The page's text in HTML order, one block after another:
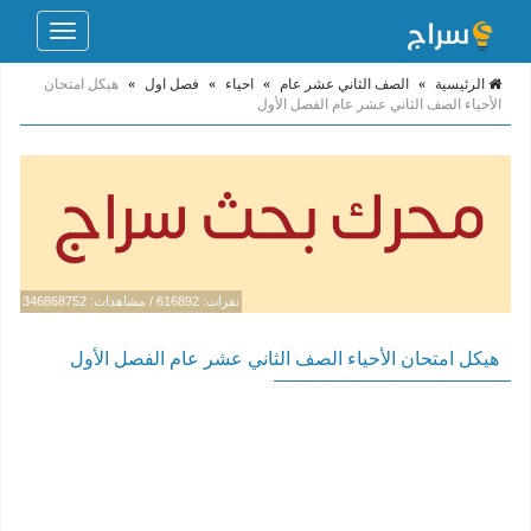
Toggle
الرئيسية » الصف الثاني عشر عام » احياء » فصل اول » هيكل امتحان
الأحياء الصف الثاني عشر عام الفصل الأول
نقرات: 616892 / مشاهدات: 346868752
هيكل امتحان الأحياء الصف الثاني عشر عام الفصل الأول